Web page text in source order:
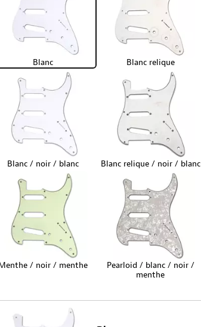
Blanc Blanc relique
Blanc / noir / blanc Blanc relique / noir / blanc
/ noir / menthe
Pearloid / blanc / noir /
menthe